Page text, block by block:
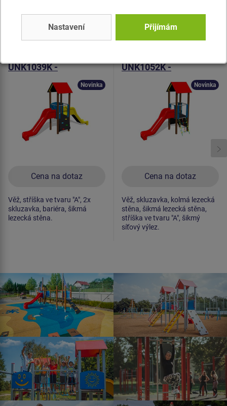
Podobnézboží
Produkt - UNK-1039K-10
UNK1039K -
Cena na dotaz
Novinka
Věž, stříška ve tvaru "A", 2x
skluzavka, bariéra, šikmá
lezecká stěna.
Produkt - UNK-1052K-10
UNK1052K -
Cena na dotaz
Novinka
Věž, skluzavka, kolmá lezecká
stěna, šikmá lezecká stěna,
stříška ve tvaru "A", šikmý
síťový výlez.
Nastavení Přijímám